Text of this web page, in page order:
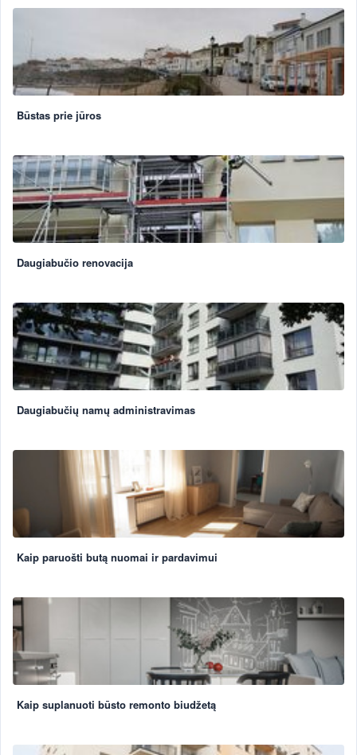
Būstas prie jūros
Daugiabučio renovacija
Daugiabučių namų administravimas
Kaip paruošti butą nuomai ir pardavimui
Kaip suplanuoti būsto remonto biudžetą